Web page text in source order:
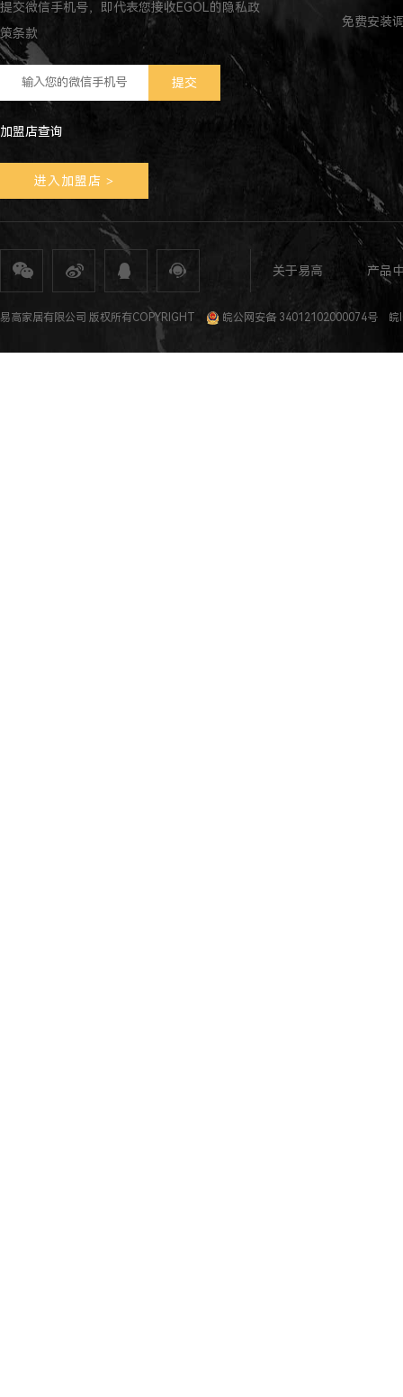
提交微信手机号，即代表您接收EGOL的隐私政
策条款
加盟店查询
进入加盟店 >
免费安装
关于易高 产品
全屋定制 定制家具 整体家居 衣柜定制 橱柜定制 全屋定制加盟 全屋整装 全屋定制
易高家居有限公司 版权所有COPYRIGHT 皖公网安备 34012102000074号 皖